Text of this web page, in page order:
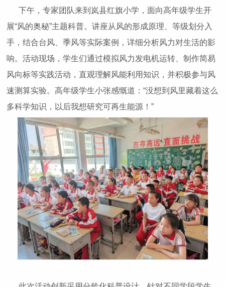
下午，专家团队来到岚县红旗小学，面向高年级学生开
展“风的奥秘”主题科普。讲座从风的形成原理、等级划分入
手，结合台风、季风等实际案例，详细分析风力对生活的影
响。活动现场，学生们通过模拟风力发电机运转、制作简易
风向标等实践活动，直观理解风能利用知识，并积极参与风
速测算实验。高年级学生小张感慨道：“没想到风里藏着这么
多科学知识，以后我想研究可再生能源！”